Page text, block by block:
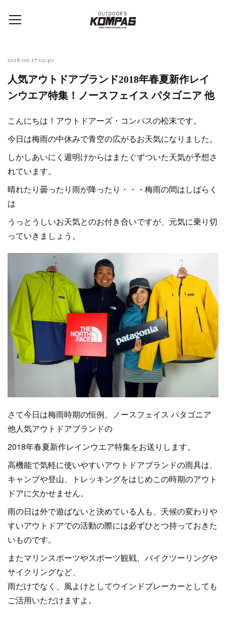
2018.06.17 02:40
人気アウトドアブランド2018年春夏新作レイ
ンウエア特集！ノースフェイス パタゴニア 他
こんにちは！アウトドアーズ・コンパスの松末です。
今日は梅雨の中休みで青空の広がるお天気になりました。
しかしあいにく週明けからはまたぐずついた天気が予想さ
れています。
晴れたり曇ったり雨が降ったり・・・梅雨の間はしばらく
は
うっとうしいお天気とのお付き合いですが、元気に乗り切
っていきましょう。
さて今日は梅雨時期の恒例、ノースフェイス パタゴニア
他人気アウトドアブランドの
2018年春夏新作レインウエア特集をお送りします。
高機能で気軽に使いやすいアウトドアブランドの雨具は、
キャンプや登山、トレッキングをはじめこの時期のアウト
ドアに欠かせません。
雨の日は外で遊ばないと決めている人も、天候の変わりや
すいアウトドアでの活動の際には必ずひとつ持っておきた
いものです。
またマリンスポーツやスポーツ観戦、バイクツーリングや
サイクリングなど、
雨だけでなく、風よけとしてウインドブレーカーとしても
ご活用いただけますよ。